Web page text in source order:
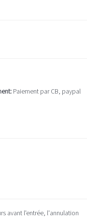
Paiement par CB, paypal
avant l'entrée, l'annulation